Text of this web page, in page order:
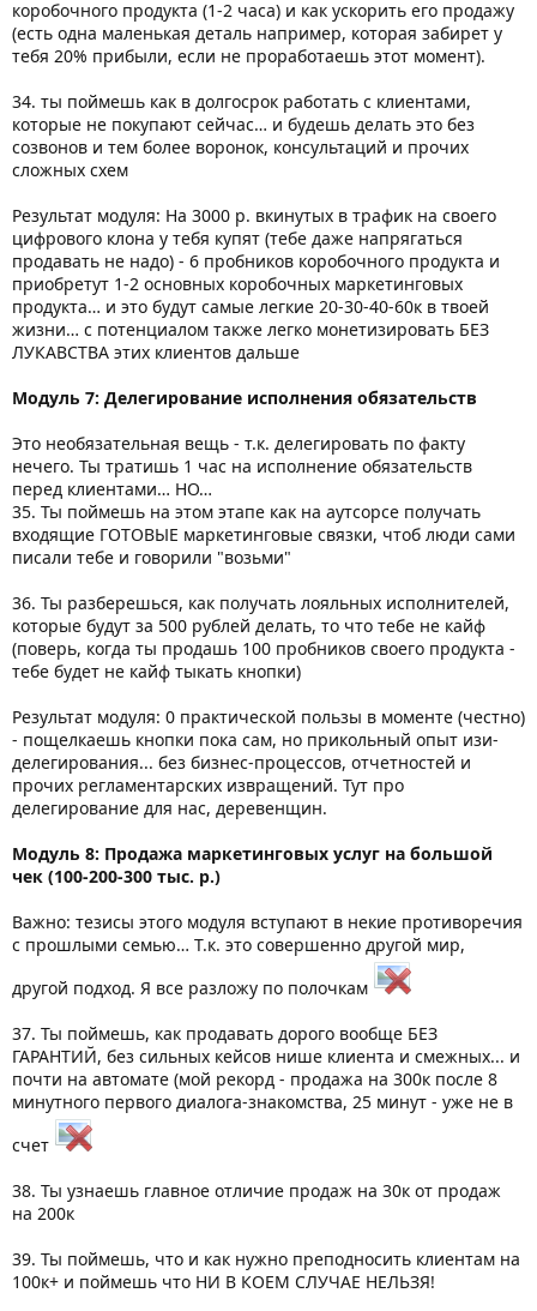
коробочного продукта (1-2 часа) и как ускорить его продажу
(есть одна маленькая деталь например, которая забирет у
тебя 20% прибыли, если не проработаешь этот момент).
34. ты поймешь как в долгосрок работать с клиентами,
которые не покупают сейчас… и будешь делать это без
созвонов и тем более воронок, консультаций и прочих
сложных схем
Результат модуля: На 3000 р. вкинутых в трафик на своего
цифрового клона у тебя купят (тебе даже напрягаться
продавать не надо) - 6 пробников коробочного продукта и
приобретут 1-2 основных коробочных маркетинговых
продукта… и это будут самые легкие 20-30-40-60к в твоей
жизни… с потенциалом также легко монетизировать БЕЗ
ЛУКАВСТВА этих клиентов дальше
Модуль 7: Делегирование исполнения обязательств
Это необязательная вещь - т.к. делегировать по факту
нечего. Ты тратишь 1 час на исполнение обязательств
перед клиентами… НО…
35. Ты поймешь на этом этапе как на аутсорсе получать
входящие ГОТОВЫЕ маркетинговые связки, чтоб люди сами
писали тебе и говорили "возьми"
36. Ты разберешься, как получать лояльных исполнителей,
которые будут за 500 рублей делать, то что тебе не кайф
(поверь, когда ты продашь 100 пробников своего продукта -
тебе будет не кайф тыкать кнопки)
Результат модуля: 0 практической пользы в моменте (честно)
- пощелкаешь кнопки пока сам, но прикольный опыт изи-
делегирования... без бизнес-процессов, отчетностей и
прочих регламентарских извращений. Тут про
делегирование для нас, деревенщин.
Модуль 8: Продажа маркетинговых услуг на большой
чек (100-200-300 тыс. р.)
Важно: тезисы этого модуля вступают в некие противоречия
с прошлыми семью… Т.к. это совершенно другой мир,
другой подход. Я все разложу по полочкам
37. Ты поймешь, как продавать дорого вообще БЕЗ
ГАРАНТИЙ, без сильных кейсов нише клиента и смежных... и
почти на автомате (мой рекорд - продажа на 300к после 8
минутного первого диалога-знакомства, 25 минут - уже не в
счет
38. Ты узнаешь главное отличие продаж на 30к от продаж
на 200к
39. Ты поймешь, что и как нужно преподносить клиентам на
100к+ и поймешь что НИ В КОЕМ СЛУЧАЕ НЕЛЬЗЯ!